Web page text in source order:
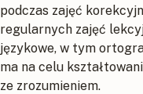
podczas zajęć
regularnych zajęć
językowe, w tym
ma na celu
ze zrozumieniem.